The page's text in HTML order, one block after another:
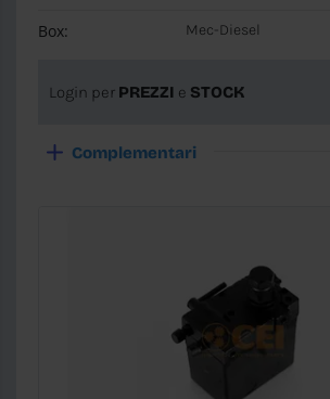
Box: Mec-Diesel
Login per PREZZI e STOCK
Complementari